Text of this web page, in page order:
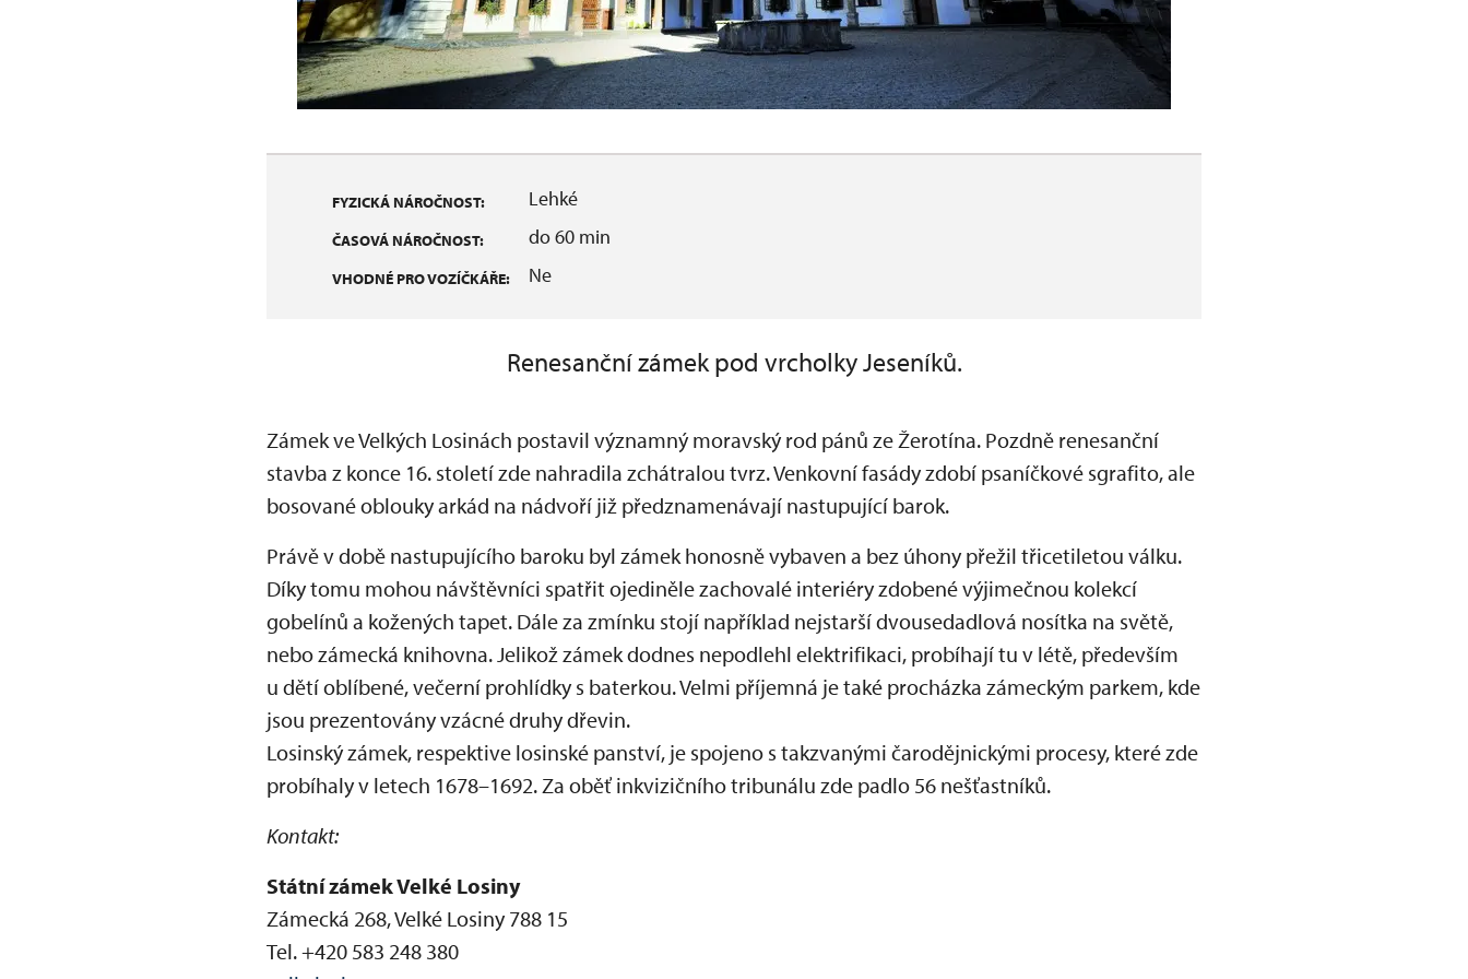
FYZICKÁ NÁROČNOST: Lehké
ČASOVÁ NÁROČNOST: do 60 min
VHODNÉ PRO VOZÍČKÁŘE: Ne
Renesanční zámek pod vrcholky Jeseníků.
Zámek ve Velkých Losinách postavil významný moravský rod pánů ze Žerotína. Pozdně renesanční
stavba z konce 16. století zde nahradila zchátralou tvrz. Venkovní fasády zdobí psaníčkové sgrafito, ale
bosované oblouky arkád na nádvoří již předznamenávají nastupující barok.
Právě v době nastupujícího baroku byl zámek honosně vybaven a bez úhony přežil třicetiletou válku.
Díky tomu mohou návštěvníci spatřit ojediněle zachovalé interiéry zdobené výjimečnou kolekcí
gobelínů a kožených tapet. Dále za zmínku stojí například nejstarší dvousedadlová nosítka na světě,
nebo zámecká knihovna. Jelikož zámek dodnes nepodlehl elektrifikaci, probíhají tu v létě, především
u dětí oblíbené, večerní prohlídky s baterkou. Velmi příjemná je také procházka zámeckým parkem, kde
jsou prezentovány vzácné druhy dřevin.
Losinský zámek, respektive losinské panství, je spojeno s takzvanými čarodějnickými procesy, které zde
probíhaly v letech 1678–1692. Za oběť inkvizičního tribunálu zde padlo 56 nešťastníků.
Kontakt:
Státní zámek Velké Losiny
Zámecká 268, Velké Losiny 788 15
Tel. +420 583 248 380